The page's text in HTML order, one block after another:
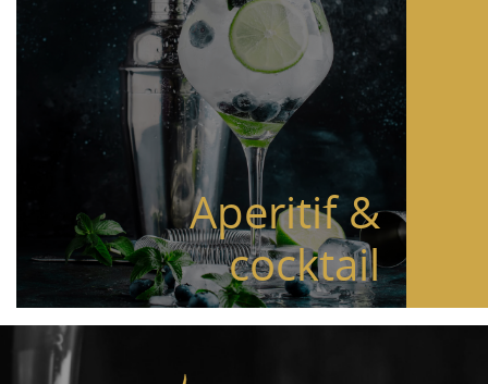
Aperitif &
cocktail